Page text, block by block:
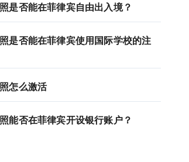
是否能在菲律宾自由出入境？
是否能在菲律宾使用国际学校的注
怎么激活
能否在菲律宾开设银行账户？